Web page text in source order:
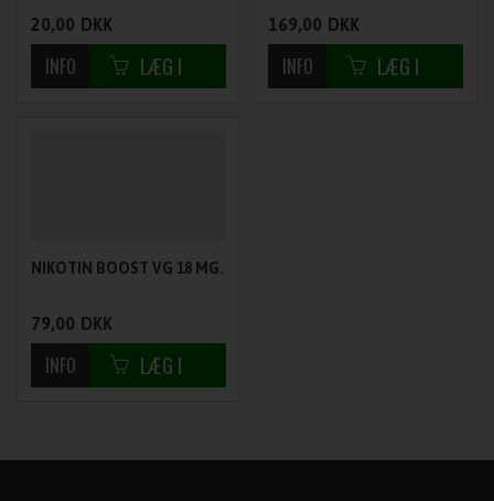
20,00 DKK 169,00 DKK
NIKOTIN BOOST VG 18 MG.
79,00 DKK